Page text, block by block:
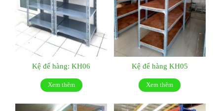
Kệ để hàng: KH06
Xem thêm
Kệ để hàng KH05
Xem thêm